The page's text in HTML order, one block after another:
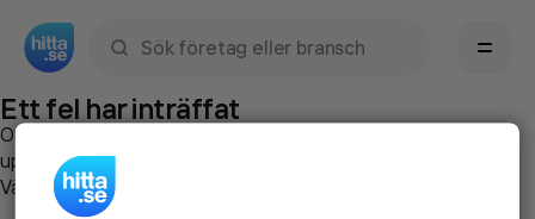
Ett fel har inträffat
Om du vill kan du
uppstod så att vi lättare och snabbare kan avhjälpa det.
Vänligen försök med följande: